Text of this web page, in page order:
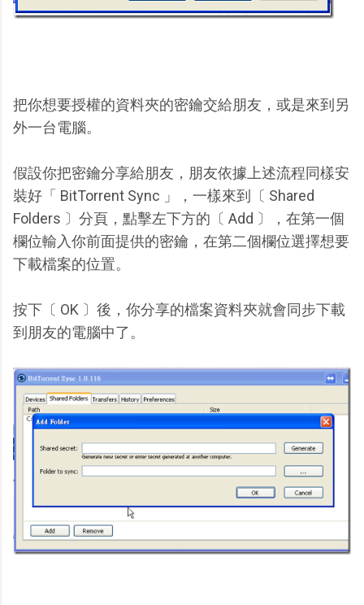
把你想要授權的資料夾的密鑰交給朋友，或是來到另
外一台電腦。
假設你把密鑰分享給朋友，朋友依據上述流程同樣安
裝好「 BitTorrent Sync 」，一樣來到〔 Shared
Folders 〕分頁，點擊左下方的〔 Add 〕，在第一個
欄位輸入你前面提供的密鑰，在第二個欄位選擇想要
下載檔案的位置。
按下〔 OK 〕後，你分享的檔案資料夾就會同步下載
到朋友的電腦中了。